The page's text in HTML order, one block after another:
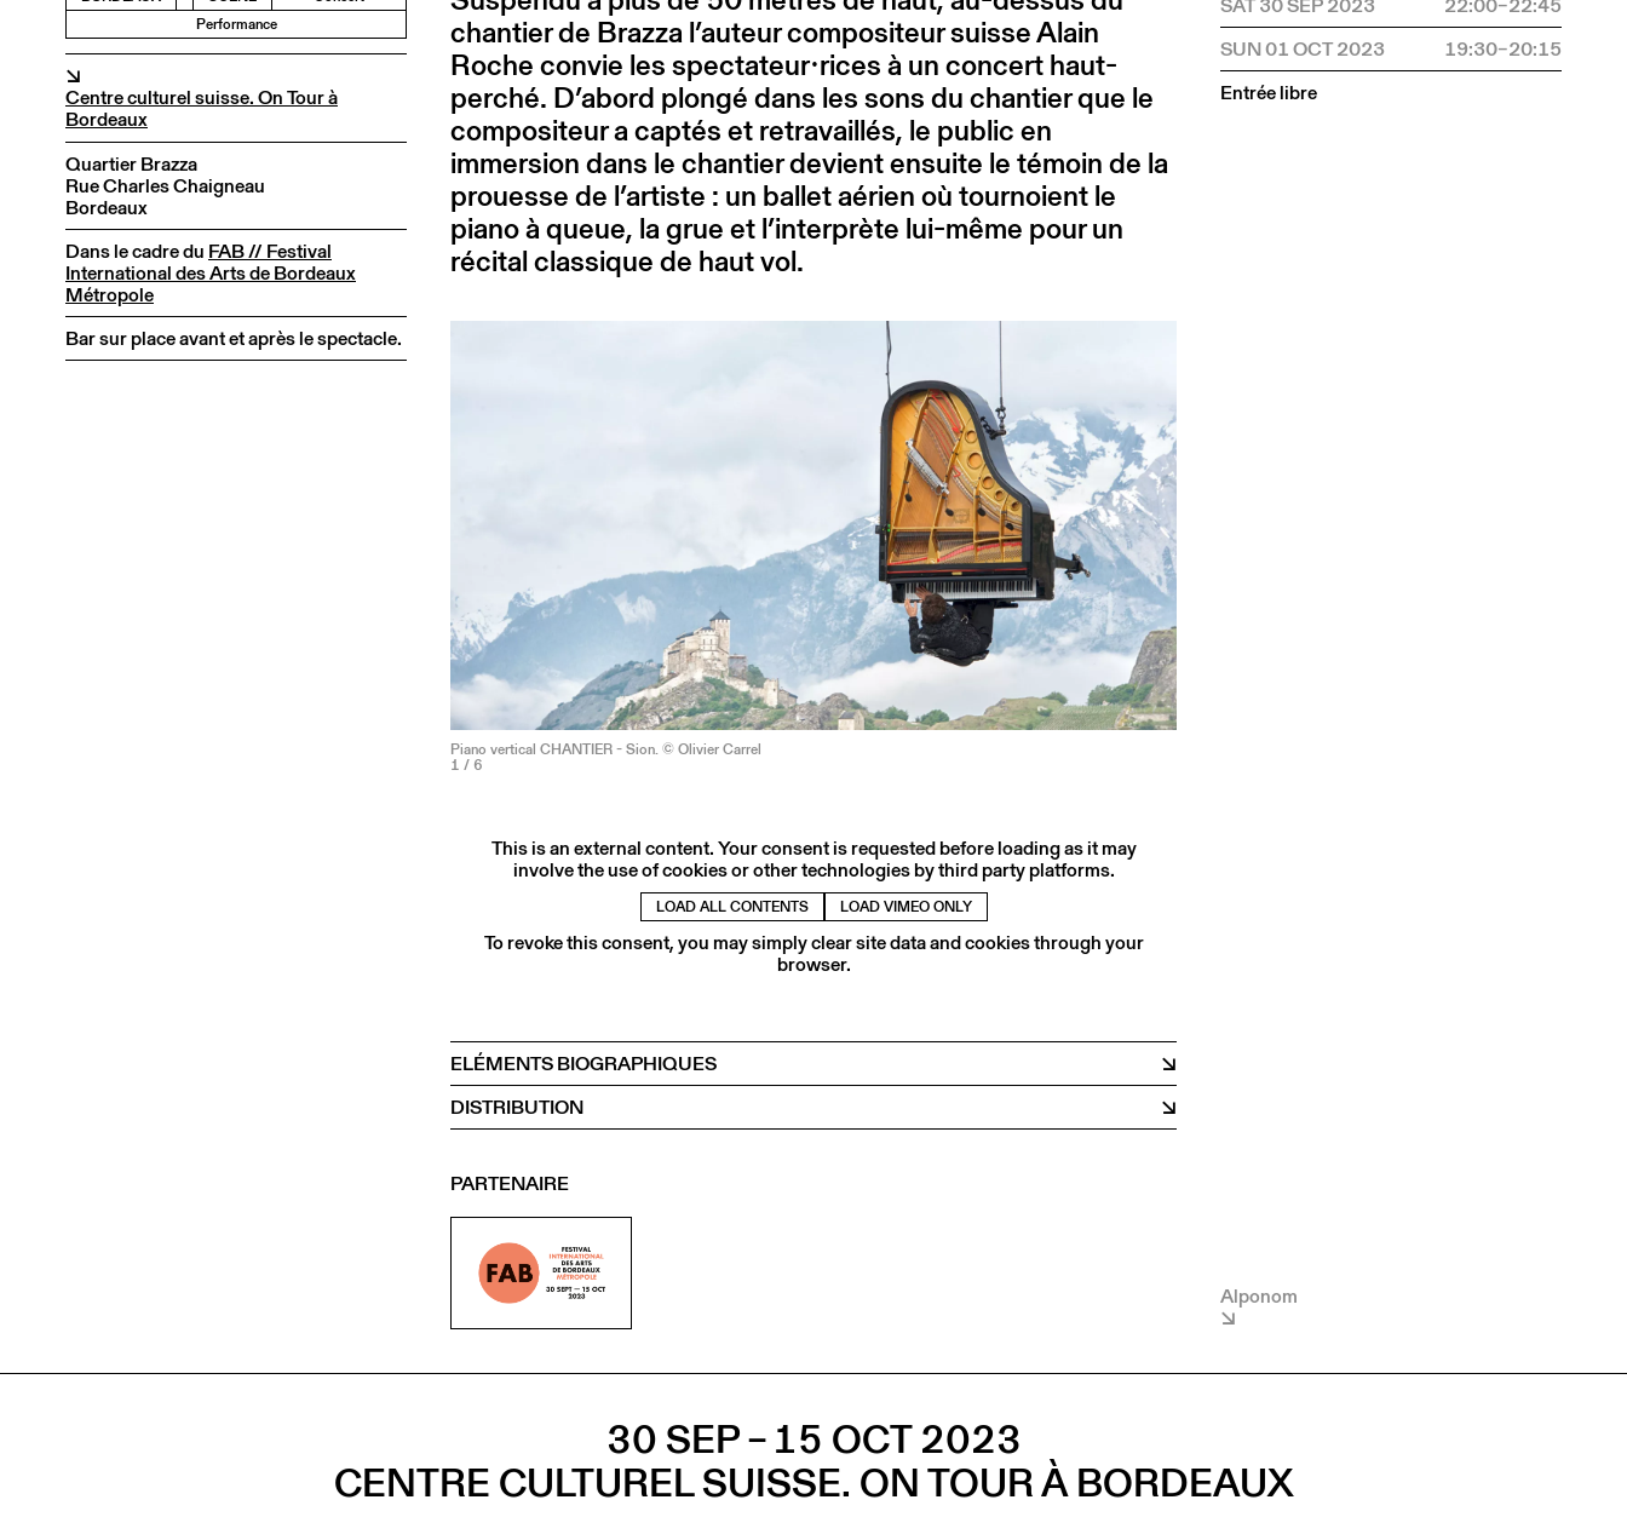
Performance
↘
Centre culturel suisse. On Tour à
Bordeaux
Quartier Brazza
Rue Charles Chaigneau
Bordeaux
Dans le cadre du FAB // Festival
International des Arts de Bordeaux
Métropole
Bar sur place avant et après le spectacle.
chantier de Brazza l’auteur compositeur suisse Alain
Roche convie les spectateur∙rices à un concert haut-
perché. D’abord plongé dans les sons du chantier que le
compositeur a captés et retravaillés, le public en
immersion dans le chantier devient ensuite le témoin de la
prouesse de l’artiste : un ballet aérien où tournoient le
piano à queue, la grue et l’interprète lui-même pour un
récital classique de haut vol.
Piano vertical CHANTIER - Sion. © Olivier Carrel
1 / 6
This is an external content. Your consent is requested before loading as it may
involve the use of cookies or other technologies by third party platforms.
LOAD ALL CONTENTS LOAD VIMEO ONLY
To revoke this consent, you may simply clear site data and cookies through your
browser.
ELÉMENTS BIOGRAPHIQUES
DISTRIBUTION
PARTENAIRE
SUN 01 OCT 2023
19:30–20:15
Entrée libre
Alponom
30 SEP – 15 OCT 2023
CENTRE CULTUREL SUISSE. ON TOUR À BORDEAUX